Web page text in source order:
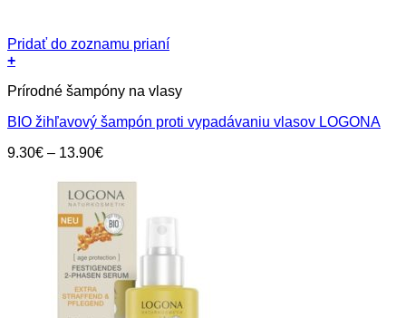
Pridať do zoznamu prianí
+
produkt
viacero
Možnosti
Prírodné šampóny na vlasy
BIO žihľavový šampón proti vypadávaniu vlasov LOGONA
9.30€ – 13.90€Price
9.30€
through
13.90€